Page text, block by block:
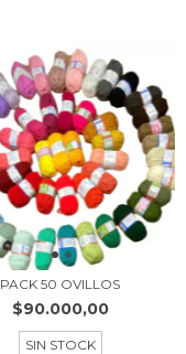
PACK 50 OVILLOS
$90.000,00
SIN STOCK